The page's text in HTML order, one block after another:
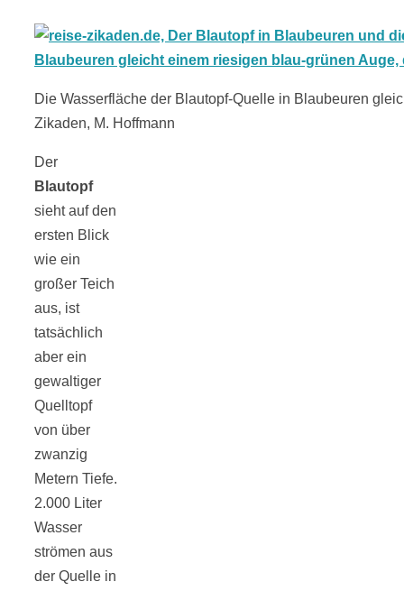
Die Wasserfläche der Blautopf-Quelle in Blaubeuren
Zikaden, M. Hoffmann
Der
Blautopf
sieht auf den
ersten Blick
wie ein
großer Teich
aus, ist
tatsächlich
aber ein
gewaltiger
Quelltopf
von über
zwanzig
Metern Tiefe.
2.000 Liter
Wasser
strömen aus
der Quelle in